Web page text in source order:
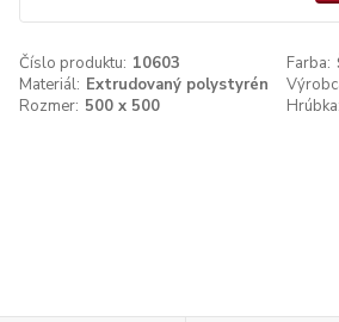
Číslo produktu: 10603 Farba:
Materiál: Extrudovaný polystyrén
Rozmer: 500 x 500 Hrúbka: